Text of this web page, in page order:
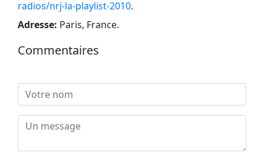
radios/nrj-la-playlist-2010.
Adresse: Paris, France.
Commentaires